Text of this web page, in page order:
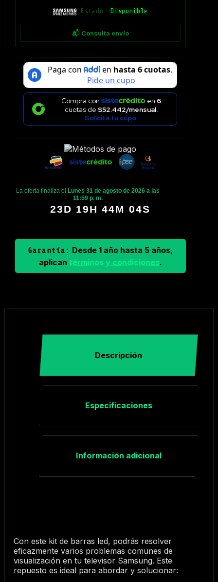
Estado: Disponible
📬 Consulta envío
Compra con en 6
cuotas de $52.442/mensual.
Solicita tu cupo.
La oferta finaliza el
Lunes 31 de agosto de 2026 a las
11:59 p. m.
23D 19H 44M 03S
Garantía: Desde 1 año hasta 5 años,
aplican términos y condiciones.
Descripción
Especificaciones
Información adicional
Con este kit de barras led, podrás resolver
eficazmente varios problemas comunes de
visualización en tu televisor Samsung. Este
repuesto es ideal para abordar y solucionar: